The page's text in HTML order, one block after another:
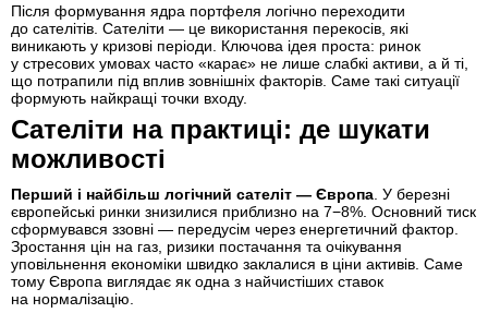
Після формування ядра портфеля логічно переходити
до сателітів. Сателіти — це використання перекосів, які
виникають у кризові періоди. Ключова ідея проста: ринок
у стресових умовах часто «карає» не лише слабкі активи, а й ті,
що потрапили під вплив зовнішніх факторів. Саме такі ситуації
формують найкращі точки входу.
Сателіти на практиці: де шукати
можливості
Перший і найбільш логічний сателіт — Європа . У березні
європейські ринки знизилися приблизно на 7−8%. Основний тиск
сформувався ззовні — передусім через енергетичний фактор.
Зростання цін на газ, ризики постачання та очікування
уповільнення економіки швидко заклалися в ціни активів. Саме
тому Європа виглядає як одна з найчистіших ставок
на нормалізацію.